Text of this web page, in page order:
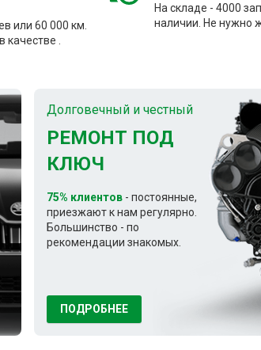
или 60 000 км.
.
На складе - 4000
наличии. Не нужно
Долговечный и честный
РЕМОНТ ПОД
КЛЮЧ
75% клиентов - постоянные,
приезжают к нам регулярно.
Большинство - по
рекомендации знакомых.
ПОДРОБНЕЕ